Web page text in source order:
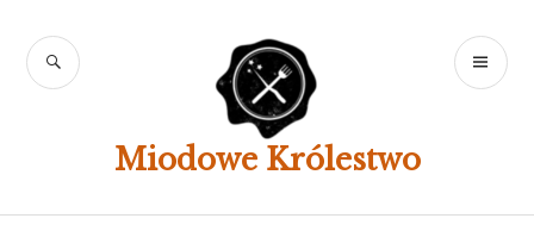
content
Miodowe Królestwo
SEARCH